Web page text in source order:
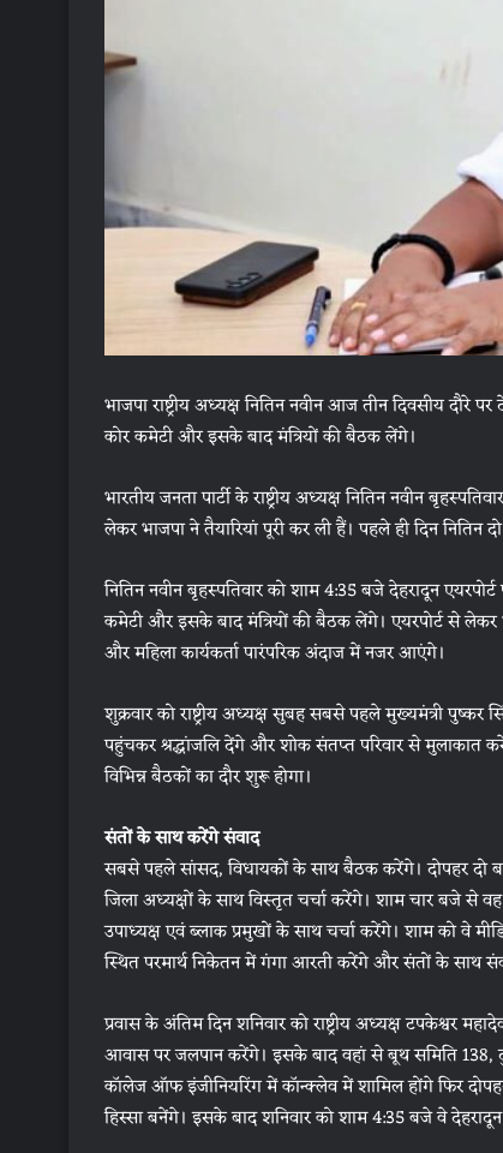
भाजपा राष्ट्रीय अध्यक्ष नितिन नवीन आज तीन दिवसीय दौरे
कोर कमेटी और इसके बाद मंत्रियों की बैठक लेंगे।
भारतीय जनता पार्टी के राष्ट्रीय अध्यक्ष नितिन नवीन
लेकर भाजपा ने तैयारियां पूरी कर ली हैं। पहले ही दिन
नितिन नवीन बृहस्पतिवार को शाम 4:35 बजे देहरादून
कमेटी और इसके बाद मंत्रियों की बैठक लेंगे। एयरपोर्ट से
और महिला कार्यकर्ता पारंपरिक अंदाज में नजर आएंगे।
शुक्रवार को राष्ट्रीय अध्यक्ष सुबह सबसे पहले मुख्यमंत्री
पहुंचकर श्रद्धांजलि देंगे और शोक संतप्त परिवार से
विभिन्न बैठकों का दौर शुरू होगा।
संतों के साथ करेंगे संवाद
सबसे पहले सांसद, विधायकों के साथ बैठक करेंगे। दोपहर दो बजे से
जिला अध्यक्षों के साथ विस्तृत चर्चा करेंगे। शाम चार बजे से
उपाध्यक्ष एवं ब्लाक प्रमुखों के साथ चर्चा करेंगे। शाम को वे
स्थित परमार्थ निकेतन में गंगा आरती करेंगे और संतों के साथ
प्रवास के अंतिम दिन शनिवार को राष्ट्रीय अध्यक्ष टपकेश्वर
आवास पर जलपान करेंगे। इसके बाद वहां से बूथ समिति 138,
कॉलेज ऑफ इंजीनियरिंग में कॉन्क्लेव में शामिल होंगे फिर
हिस्सा बनेंगे। इसके बाद शनिवार को शाम 4:35 बजे वे